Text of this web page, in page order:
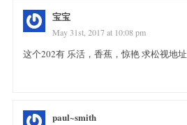
宝宝
May 31st, 2017 at 10:08 pm
这个202有 乐活，香蕉，惊艳 求松视地址
paul~smith